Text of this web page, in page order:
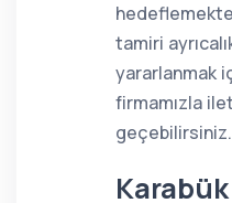
tamiri
yararlanmak
firmamızla
geçebilirsiniz.